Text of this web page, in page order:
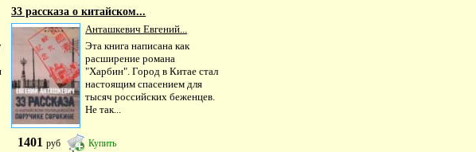
33 рассказа о китайском...
Анташкевич Евгений...
Эта книга написана как
расширение романа
"Харбин". Город в Китае стал
настоящим спасением для
тысяч российских беженцев.
Не так...
1401руб Купить